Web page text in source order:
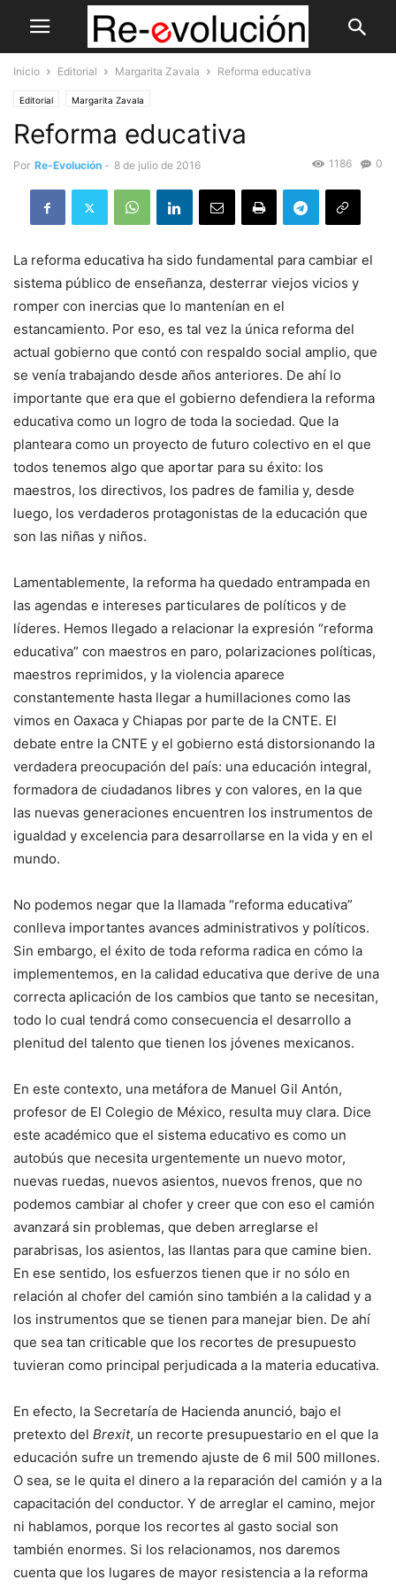
Inicio Editorial Margarita Zavala Reforma educativa
Editorial Margarita Zavala
Reforma educativa
Por Re-Evolución - 8 de julio de 2016 0
1186
La reforma educativa ha sido fundamental para cambiar el
sistema público de enseñanza, desterrar viejos vicios y
romper con inercias que lo mantenían en el
estancamiento. Por eso, es tal vez la única reforma del
actual gobierno que contó con respaldo social amplio, que
se venía trabajando desde años anteriores. De ahí lo
importante que era que el gobierno defendiera la reforma
educativa como un logro de toda la sociedad. Que la
planteara como un proyecto de futuro colectivo en el que
todos tenemos algo que aportar para su éxito: los
maestros, los directivos, los padres de familia y, desde
luego, los verdaderos protagonistas de la educación que
son las niñas y niños.
Lamentablemente, la reforma ha quedado entrampada en
las agendas e intereses particulares de políticos y de
líderes. Hemos llegado a relacionar la expresión “reforma
educativa” con maestros en paro, polarizaciones políticas,
maestros reprimidos, y la violencia aparece
constantemente hasta llegar a humillaciones como las
vimos en Oaxaca y Chiapas por parte de la CNTE. El
debate entre la CNTE y el gobierno está distorsionando la
verdadera preocupación del país: una educación integral,
formadora de ciudadanos libres y con valores, en la que
las nuevas generaciones encuentren los instrumentos de
igualdad y excelencia para desarrollarse en la vida y en el
mundo.
No podemos negar que la llamada “reforma educativa”
conlleva importantes avances administrativos y políticos.
Sin embargo, el éxito de toda reforma radica en cómo la
implementemos, en la calidad educativa que derive de una
correcta aplicación de los cambios que tanto se necesitan,
todo lo cual tendrá como consecuencia el desarrollo a
plenitud del talento que tienen los jóvenes mexicanos.
En este contexto, una metáfora de Manuel Gil Antón,
profesor de El Colegio de México, resulta muy clara. Dice
este académico que el sistema educativo es como un
autobús que necesita urgentemente un nuevo motor,
nuevas ruedas, nuevos asientos, nuevos frenos, que no
podemos cambiar al chofer y creer que con eso el camión
avanzará sin problemas, que deben arreglarse el
parabrisas, los asientos, las llantas para que camine bien.
En ese sentido, los esfuerzos tienen que ir no sólo en
relación al chofer del camión sino también a la calidad y a
los instrumentos que se tienen para manejar bien. De ahí
que sea tan criticable que los recortes de presupuesto
tuvieran como principal perjudicada a la materia educativa.
En efecto, la Secretaría de Hacienda anunció, bajo el
pretexto del Brexit, un recorte presupuestario en el que la
educación sufre un tremendo ajuste de 6 mil 500 millones.
O sea, se le quita el dinero a la reparación del camión y a la
capacitación del conductor. Y de arreglar el camino, mejor
ni hablamos, porque los recortes al gasto social son
también enormes. Si los relacionamos, nos daremos
cuenta que los lugares de mayor resistencia a la reforma